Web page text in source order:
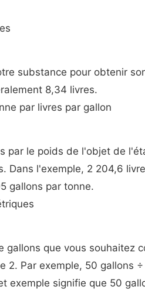
substance pour obtenir
8,34 livres.
par livres par gallon
par le poids de l'objet de
Dans l'exemple, 2 204,6
gallons par tonne.
gallons que vous souhaitez
2. Par exemple, 50 gallons
exemple signifie que 50